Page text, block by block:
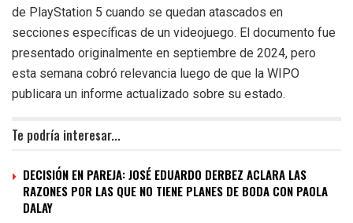
de PlayStation 5 cuando se quedan atascados en
secciones específicas de un videojuego. El documento fue
presentado originalmente en septiembre de 2024, pero
esta semana cobró relevancia luego de que la WIPO
publicara un informe actualizado sobre su estado.
Te podría interesar...
DECISIÓN EN PAREJA: JOSÉ EDUARDO DERBEZ ACLARA LAS
RAZONES POR LAS QUE NO TIENE PLANES DE BODA CON PAOLA
DALAY